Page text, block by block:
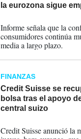
la eurozona sigue
Informe señala que la
consumidores continúa
media a largo plazo.
FINANZAS
Credit Suisse se
bolsa tras el apoyo
central suizo
Credit Suisse anunció la